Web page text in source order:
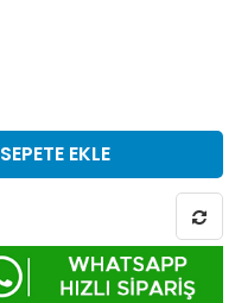
SEPETE EKLE